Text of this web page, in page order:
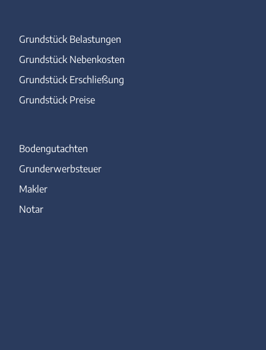
Grundstück Belastungen
Grundstück Nebenkosten
Grundstück Erschließung
Grundstück Preise
Bodengutachten
Grunderwerbsteuer
Makler
Notar